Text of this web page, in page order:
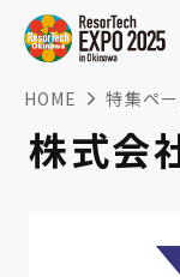
HOME 特集ペ
株式会